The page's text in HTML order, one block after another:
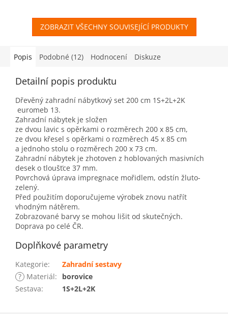
ZOBRAZIT VŠECHNY SOUVISEJÍCÍ PRODUKTY
Popis Podobné (12) Hodnocení Diskuze
Detailní popis produktu
Dřevěný zahradní nábytkový set 200 cm 1S+2L+2K
euromeb 13.
Zahradní nábytek je složen
ze dvou lavic s opěrkami o rozměrech 200 x 85 cm,
ze dvou křesel s opěrkami o rozměrech 45 x 85 cm
a jednoho stolu o rozměrech 200 x 73 cm.
Zahradní nábytek je zhotoven z hoblovaných masivních
desek o tloušťce 37 mm.
Povrchová úprava impregnace mořidlem, odstín žluto-
zelený.
Před použitím doporučujeme výrobek znovu natřít
vhodným nátěrem.
Zobrazované barvy se mohou lišit od skutečných.
Doprava po celé ČR.
Doplňkové parametry
Kategorie:
Zahradní sestavy
? Materiál:
borovice
Sestava: 1S+2L+2K
Z